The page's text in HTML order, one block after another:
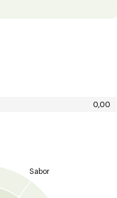
0,00
Sabor